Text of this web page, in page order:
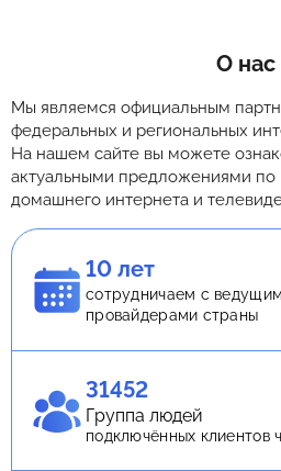
О нас
Мы являемся официальным
федеральных и региональных
На нашем сайте вы можете
актуальными предложениями
домашнего интернета и
10 лет
сотрудничаем с
провайдерами страны
31452
Группа людей
подключённых клиентов